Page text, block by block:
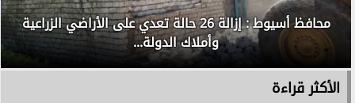
محافظ أسيوط : إزالة 26 حالة تعدي على الأراضي الزراعية
وأملاك الدولة...
الأكثر قراءة